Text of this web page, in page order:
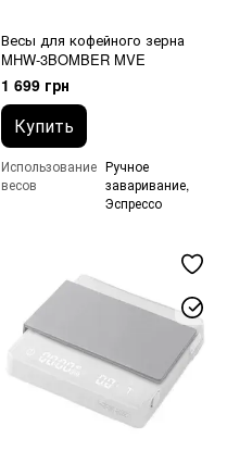
Весы для кофейного зерна
MHW-3BOMBER MVE
1 699 грн
Купить
Использование
весов
Ручное
заваривание,
Эспрессо